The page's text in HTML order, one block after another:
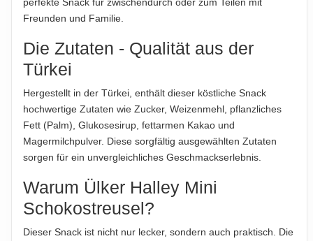
Produktverpackung; nur diese sind verbindlich.
übernommen...
ABTROPFGEWICHT
77g
NETTOFÜLLMENGE
77 g
HERSTELLER
Ülker Bisküvi Sanayi A.Ş.
Hinweis zur Haftung: Für die vorstehenden Angaben wird keine Haftung
übernommen. Bitte prüfen Sie die Angaben auf der jeweiligen
Produktverpackung; nur diese sind verbindlich.
Freunden und Familie.
Die Zutaten - Qualität aus der
Türkei
Hergestellt in der Türkei, enthält dieser köstliche Snack
hochwertige Zutaten wie Zucker, Weizenmehl, pflanzliches
Fett (Palm), Glukosesirup, fettarmen Kakao und
Magermilchpulver. Diese sorgfältig ausgewählten Zutaten
sorgen für ein unvergleichliches Geschmackserlebnis.
Warum Ülker Halley Mini
Schokostreusel?
Dieser Snack ist nicht nur lecker, sondern auch praktisch. Die